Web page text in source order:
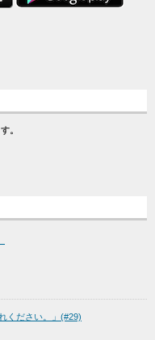
。
ください。」(#29)